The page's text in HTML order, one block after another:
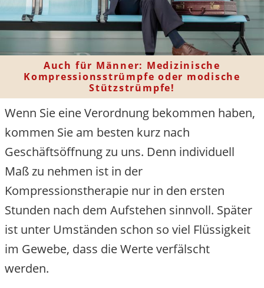
Auch für Männer: Medizinische
Kompressionsstrümpfe oder modische
Stützstrümpfe!
Wenn Sie eine Verordnung bekommen
kommen Sie am besten kurz nach
Geschäftsöffnung zu uns. Denn individuell
Maß zu nehmen ist in der
Kompressionstherapie nur in den ersten
Stunden nach dem Aufstehen sinnvoll. Später
ist unter Umständen schon so viel Flüssigkeit
im Gewebe, dass die Werte verfälscht
werden.